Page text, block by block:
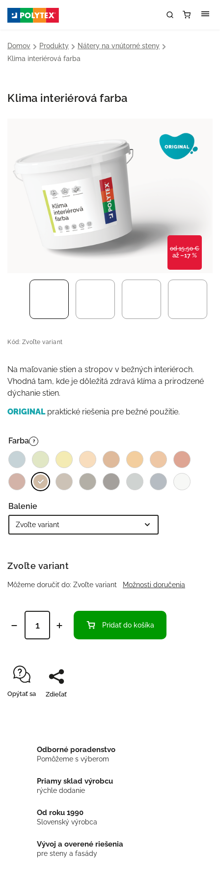
Domov / Produkty / Nátery na vnútorné steny /
Klima interiérová farba
Klima interiérová farba
od 15,50 €
až –17 %
Kód: Zvoľte variant
Na maľovanie stien a stropov v bežných interiéroch.
Vhodná tam, kde je dôležitá zdravá klíma a prirodzené
dýchanie stien.
ORIGINALpraktické riešenia pre bežné použitie.
Farba ?
Balenie
Zvoľte variant
Môžeme doručiť do: Zvoľte variant Možnosti doručenia
Pridať do košíka
Opýtať sa Zdieľať
Odborné poradenstvo
Pomôžeme s výberom
Priamy sklad výrobcu
rýchle dodanie
Od roku 1990
Slovenský výrobca
Vývoj a overené riešenia
pre steny a fasády